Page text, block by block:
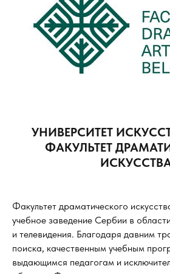
УНИВЕРСИТЕТ
ФАКУЛЬТЕТ
Факультет драматического
учебное заведение Сербии в
и телевидения. Благодаря давним
поиска, качественным учебным
выдающимся педагогам и